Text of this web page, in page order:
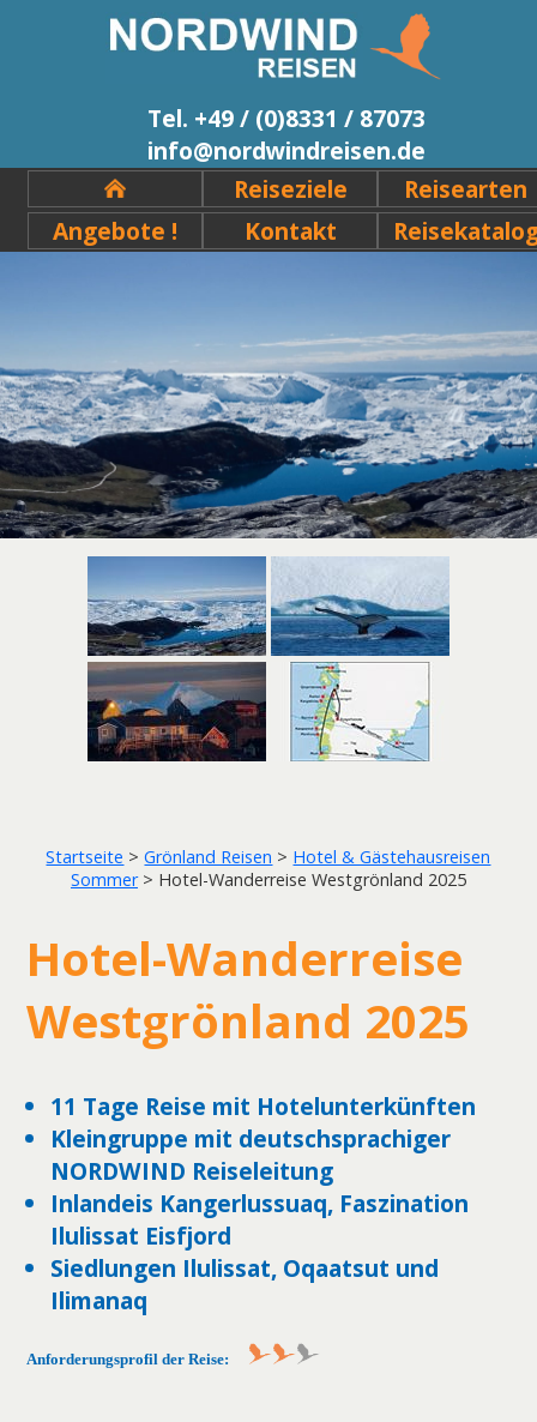
Tel. +49 / (0)8331 / 87073
info@nordwindreisen.de
Reiseziele
Reisearten
Angebote !
Kontakt
Startseite >Grönland Reisen > Hotel & Gästehausreisen
Sommer> Hotel-Wanderreise Westgrönland 2025
Hotel-Wanderreise
Westgrönland 2025
11 Tage Reise mit Hotelunterkünften
Kleingruppe mit deutschsprachiger
NORDWIND Reiseleitung
Inlandeis Kangerlussuaq, Faszination
Ilulissat Eisfjord
Siedlungen Ilulissat, Oqaatsut und
Ilimanaq
Anforderungsprofil der Reise: